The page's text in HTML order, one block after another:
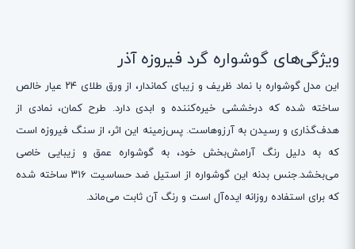
ویژگی‌های گوشواره گرد فیروزه آذر
این مدل گوشواره با نماد ظریف و زیبای کماندار، از ورق طلای ۲۴ عیار خالص
ساخته شده که درخششی خیره‌کننده و ابدی دارد. طرح کمان، نمادی از
هدف‌گذاری و رسیدن به آرزوهاست. پس‌زمینه این اثر، از سنگ فیروزه است
که به دلیل رنگ آرامش‌بخش خود، به گوشواره عمق و زیبایی خاصی
می‌بخشد.جنس بدنه این گوشواره از استیل ضد حساسیت ۳۱۶ ساخته شده
که برای استفاده روزانه ایده‌آل است و رنگ آن ثابت می‌ماند.